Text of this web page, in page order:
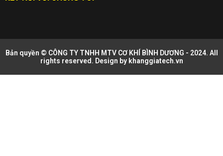
Bản quyền © CÔNG TY TNHH MTV CƠ KHÍ BÌNH DƯƠNG - 2024. All
rights reserved. Design by khanggiatech.vn